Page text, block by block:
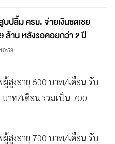
บปลื้ม ครม. จ่ายเงินชดเชย
ล้าน หลังรอคอยกว่า 2 ปี
ผู้สูงอายุ 600 บาท/เดือน รับ
าท/เดือน รวมเป็น 700
ผู้สูงอายุ 700 บาท/เดือน รับ